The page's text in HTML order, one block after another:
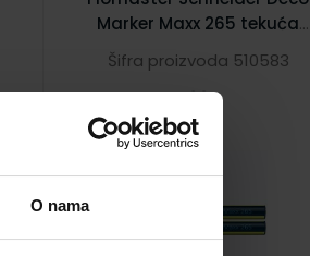
O nama
Marker Maxx 265 tekuća
kreda 2-3 mm žuti S126505
Šifra proizvoda 510583